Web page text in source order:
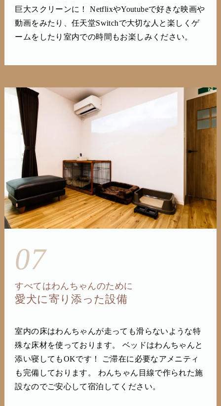
巨大スクリーンに！ NetflixやYoutubeで好きな映画や
動画をみたり、任天堂Switchで大切な人と楽しくゲ
ームをしたり室内での時間もお楽しみください。
07
すべてはわんちゃんのために
愛犬に寄り添った設備
室内の床はわんちゃんが走っても滑らないような特
殊な床材を使っております。 ベッドはわんちゃんと
添い寝してもOKです！ ご滞在に必要なアメニティ
も完備しております。 わんちゃん目線で作られた施
設なのでご安心して宿泊してください。